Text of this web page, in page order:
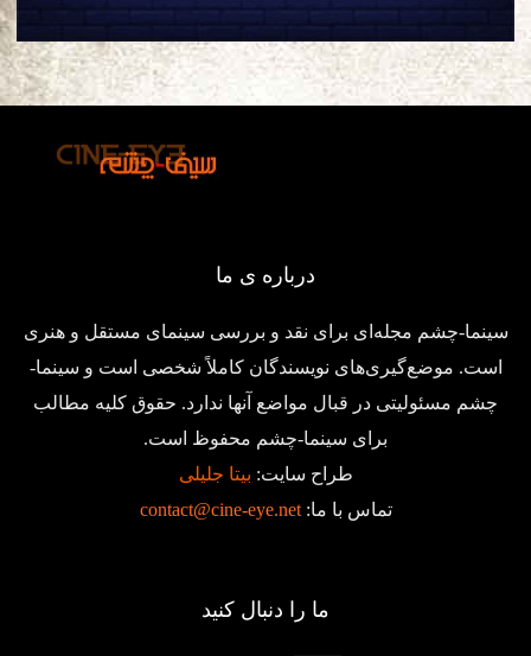
درباره ی ما
سینما-چشم مجله‌ای برای نقد و بررسی سینمای مستقل و هنری
است. موضع‌گیری‌های نویسندگان کاملاً شخصی است و سینما-
چشم مسئولیتی در قبال مواضع آنها ندارد. حقوق کلیه مطالب
برای سینما-چشم محفوظ است.
طراح سایت: بیتا جلیلی
تماس با ما:contact@cine-eye.net
ما را دنبال کنید